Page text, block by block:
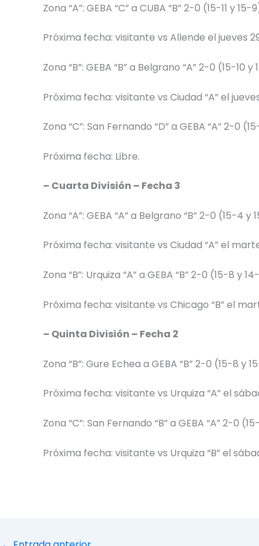
Zona “A”: GEBA “C” a CUBA “B” 2-0 (15-11 y 15-
Próxima fecha: visitante vs Allende el jueves
Zona “B”: GEBA “B” a Belgrano “A” 2-0 (15-10 y
Próxima fecha: visitante vs Ciudad “A” el
Zona “C”: San Fernando “D” a GEBA “A” 2-0
Próxima fecha: Libre.
– Cuarta División – Fecha 3
Zona “A”: GEBA “A” a Belgrano “B” 2-0 (15-4 y
Próxima fecha: visitante vs Ciudad “A” el
Zona “B”: Urquiza “A” a GEBA “B” 2-0 (15-8 y
Próxima fecha: visitante vs Chicago “B” el
– Quinta División – Fecha 2
Zona “B”: Gure Echea a GEBA “B” 2-0 (15-8 y
Próxima fecha: visitante vs Urquiza “A” el
Zona “C”: San Fernando “B” a GEBA “A” 2-0
Próxima fecha: visitante vs Urquiza “B” el